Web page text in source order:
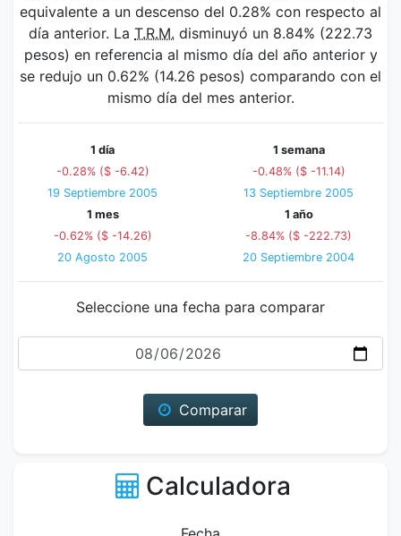
equivalente a un descenso del 0.28% con respecto al
día anterior. La T.R.M. disminuyó un 8.84% (222.73
pesos) en referencia al mismo día del año anterior y
se redujo un 0.62% (14.26 pesos) comparando con el
mismo día del mes anterior.
1 día
-0.28% ($ -6.42)
19 Septiembre 2005
1 semana
-0.48% ($ -11.14)
13 Septiembre 2005
1 mes
-0.62% ($ -14.26)
20 Agosto 2005
1 año
-8.84% ($ -222.73)
20 Septiembre 2004
Seleccione una fecha para comparar
Fecha
Comparar
Calculadora